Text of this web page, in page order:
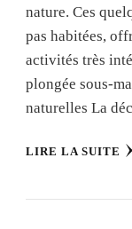
nature. Ces
pas habitées,
activités très
plongée sous-
naturelles La
LIRE LA SUITE